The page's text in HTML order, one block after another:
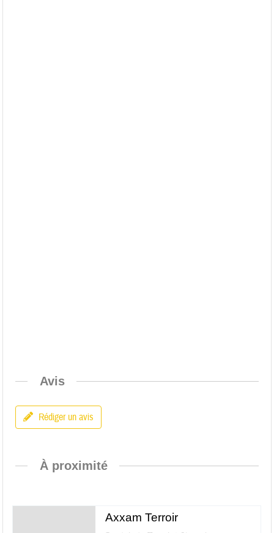
Avis
Rédiger un avis
À proximité
Axxam Terroir